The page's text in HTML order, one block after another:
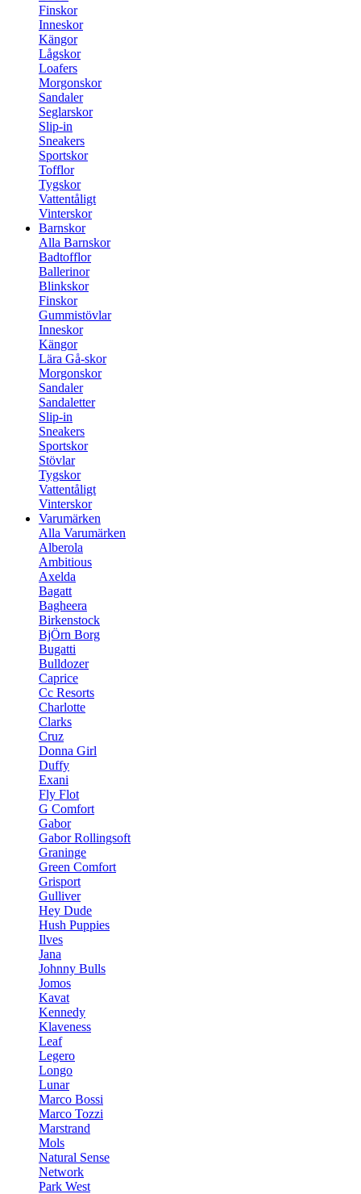
Finskor
Inneskor
Kängor
Lågskor
Loafers
Morgonskor
Sandaler
Seglarskor
Slip-in
Sneakers
Sportskor
Tofflor
Tygskor
Vattentåligt
Vinterskor
Barnskor
Alla Barnskor
Badtofflor
Ballerinor
Blinkskor
Finskor
Gummistövlar
Inneskor
Kängor
Lära Gå-skor
Morgonskor
Sandaler
Sandaletter
Slip-in
Sneakers
Sportskor
Stövlar
Tygskor
Vattentåligt
Vinterskor
Varumärken
Alla Varumärken
Alberola
Ambitious
Axelda
Bagatt
Bagheera
Birkenstock
BjÖrn Borg
Bugatti
Bulldozer
Caprice
Cc Resorts
Charlotte
Clarks
Cruz
Donna Girl
Duffy
Exani
Fly Flot
G Comfort
Gabor
Gabor Rollingsoft
Graninge
Green Comfort
Grisport
Gulliver
Hey Dude
Hush Puppies
Ilves
Jana
Johnny Bulls
Jomos
Kavat
Kennedy
Klaveness
Leaf
Legero
Longo
Lunar
Marco Bossi
Marco Tozzi
Marstrand
Mols
Natural Sense
Network
Park West